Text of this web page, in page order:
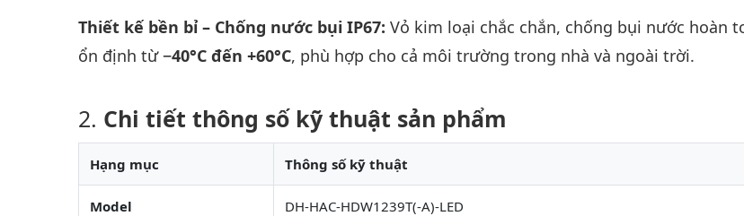
Thiết kế bền bỉ – Chống nước bụi IP67: Vỏ kim loại chắc chắn, chống bụi nước hoàn
ổn định từ−40°C đến +60°C, phù hợp cho cả môi trường trong nhà và ngoài trời.
Chi tiết thông số kỹ thuật sản phẩm
Hạng mục Thông số kỹ thuật
Model DH-HAC-HDW1239T(-A)-LED